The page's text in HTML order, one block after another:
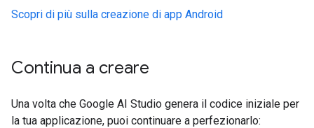
Scopri di più sulla creazione di app Android
Continua a creare
Una volta che Google AI Studio genera il codice iniziale per
la tua applicazione, puoi continuare a perfezionarlo: